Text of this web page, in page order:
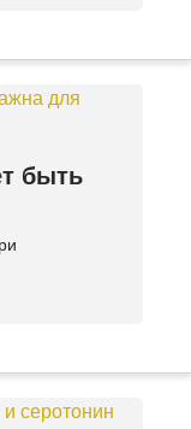
быть